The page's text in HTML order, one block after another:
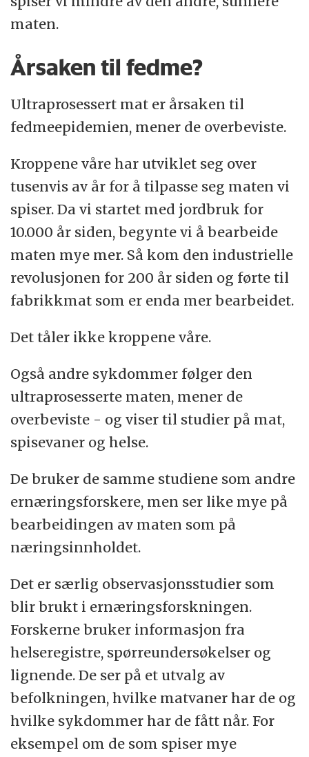
maten.
Årsaken til fedme?
Ultraprosessert mat er årsaken til
fedmeepidemien, mener de overbeviste.
Kroppene våre har utviklet seg over
tusenvis av år for å tilpasse seg maten vi
spiser. Da vi startet med jordbruk for
10.000 år siden, begynte vi å bearbeide
maten mye mer. Så kom den industrielle
revolusjonen for 200 år siden og førte til
fabrikkmat som er enda mer bearbeidet.
Det tåler ikke kroppene våre.
Også andre sykdommer følger den
ultraprosesserte maten, mener de
overbeviste - og viser til studier på mat,
spisevaner og helse.
De bruker de samme studiene som andre
ernæringsforskere, men ser like mye på
bearbeidingen av maten som på
næringsinnholdet.
Det er særlig observasjonsstudier som
blir brukt i ernæringsforskningen.
Forskerne bruker informasjon fra
helseregistre, spørreundersøkelser og
lignende. De ser på et utvalg av
befolkningen, hvilke matvaner har de og
hvilke sykdommer har de fått når. For
eksempel om de som spiser mye